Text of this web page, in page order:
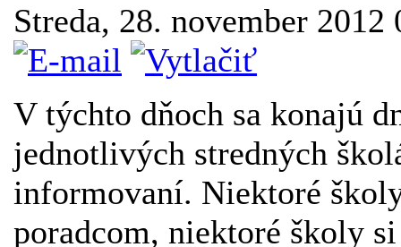
Streda, 28. november
V týchto dňoch sa konajú
jednotlivých stredných
informovaní. Niektoré
poradcom, niektoré školy